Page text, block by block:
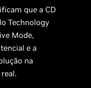
que a CD
Technology
Mode,
e a
na